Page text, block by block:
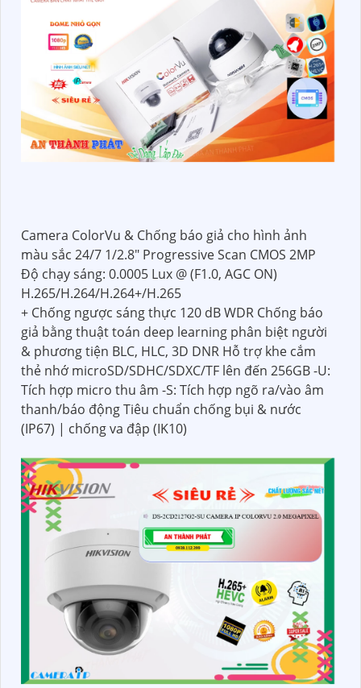
Camera ColorVu & Chống báo giả cho hình ảnh
màu sắc 24/7 1/2.8″ Progressive Scan CMOS 2MP
Độ chạy sáng: 0.0005 Lux @ (F1.0, AGC ON)
H.265/H.264/H.264+/H.265
+ Chống ngược sáng thực 120 dB WDR Chống báo
giả bằng thuật toán deep learning phân biệt người
& phương tiện BLC, HLC, 3D DNR Hỗ trợ khe cắm
thẻ nhớ microSD/SDHC/SDXC/TF lên đến 256GB -U:
Tích hợp micro thu âm -S: Tích hợp ngõ ra/vào âm
thanh/báo động Tiêu chuẩn chống bụi & nước
(IP67) | chống va đập (IK10)